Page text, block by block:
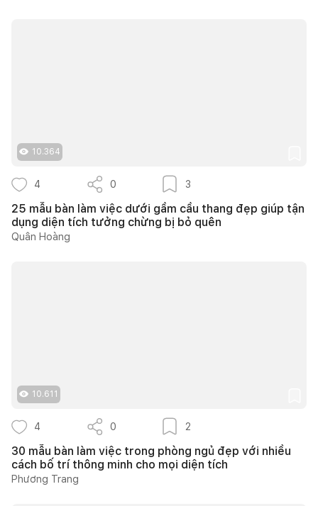
10.364
4 0 3
25 mẫu bàn làm việc dưới gầm cầu thang đẹp giúp tận
dụng diện tích tưởng chừng bị bỏ quên
Quân Hoàng
10.611
4 0 2
30 mẫu bàn làm việc trong phòng ngủ đẹp với nhiều
cách bố trí thông minh cho mọi diện tích
Phương Trang